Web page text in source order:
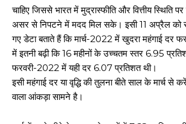
चाहिए जिससे भारत में मुद्रास्फीति और वित्तीय स्थिति
असर से निपटने में मदद मिल सके। इसी 11 अप्रैल को
गए डेटा बताते हैं कि मार्च-2022 में खुदरा महंगाई दर
में इतनी बढ़ी कि 16 महीनों के उच्चतम स्तर 6.95
फरवरी-2022 में यही दर 6.07 प्रतिशत थी।
इसी महंगाई दर या वृद्धि की तुलना बीते साल के मार्च से
वाला आंकड़ा सामने है।